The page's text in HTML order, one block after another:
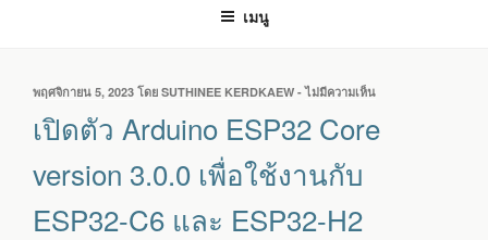
เมนู
เขียน
ที่
พฤศจิกายน 5, 2023 โดย SUTHINEE KERDKAEW -ไม่มีความเห็น
ตัว
เปิดตัว Arduino ESP32 Core
version 3.0.0 เพื่อใช้งานกับ
ESP32-C6 และ ESP32-H2